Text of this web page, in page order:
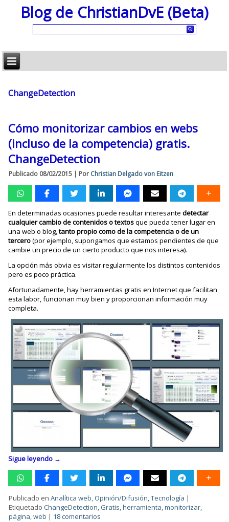
Blog de ChristianDvE (Beta)
ChangeDetection
Cómo monitorizar cambios en webs
(incluso de la competencia) gratis.
ChangeDetection
Publicado 08/02/2015 | Por Christian Delgado von Eitzen
En determinadas ocasiones puede resultar interesantedetectar
cualquier cambio de contenidos o textosque pueda tener lugar en
una web o blog,tanto propio como de la competencia o de un
tercero(por ejemplo, supongamos que estamos pendientes de que
cambie un precio de un cierto producto que nos interesa).
La opción más obvia es visitar regularmente los distintos contenidos
pero es poco práctica.
Afortunadamente, hay herramientas gratis en Internet que facilitan
esta labor, funcionan muy bien y proporcionan información muy
completa.
Sigue leyendo →
Publicado en Analítica web, Opinión/Difusión,Tecnología |
Etiquetado ChangeDetection, Gratis,herramienta,monitorizar,
página,web | 18 comentarios